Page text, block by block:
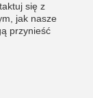
się z
jak nasze
przynieść